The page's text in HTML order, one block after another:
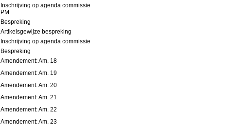
Inschrijving op agenda commissie
PM
Bespreking
Artikelsgewijze bespreking
Inschrijving op agenda commissie
Bespreking
Amendement: Am. 18
Amendement: Am. 19
Amendement: Am. 20
Amendement: Am. 21
Amendement: Am. 22
Amendement: Am. 23